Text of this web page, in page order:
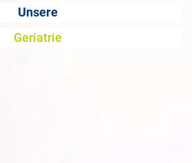
Unsere
Geriatrie